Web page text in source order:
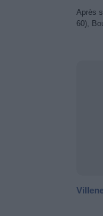
Après
60),